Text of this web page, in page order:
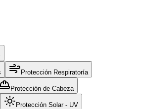
Protección Respiratoría
Protección de Cabeza
Protección Solar - UV